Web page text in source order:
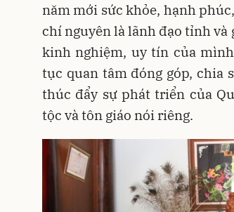
năm mới sức khỏe, hạnh
chí nguyên là lãnh đạo tỉnh
kinh nghiệm, uy tín của
tục quan tâm đóng góp, chia
thúc đẩy sự phát triển của
tộc và tôn giáo nói riêng.